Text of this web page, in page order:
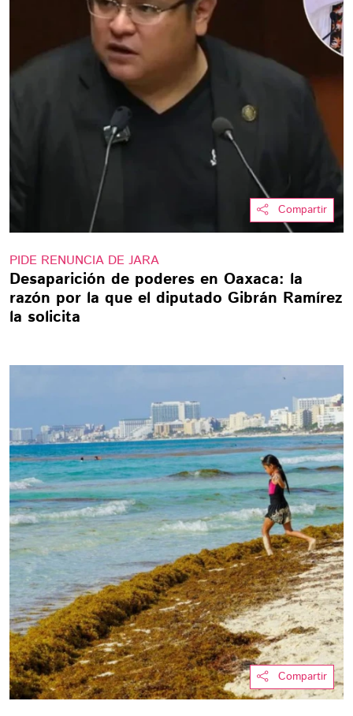
Compartir
PIDE RENUNCIA DE JARA
Desaparición de poderes en Oaxaca: la
razón por la que el diputado Gibrán Ramírez
la solicita
Compartir